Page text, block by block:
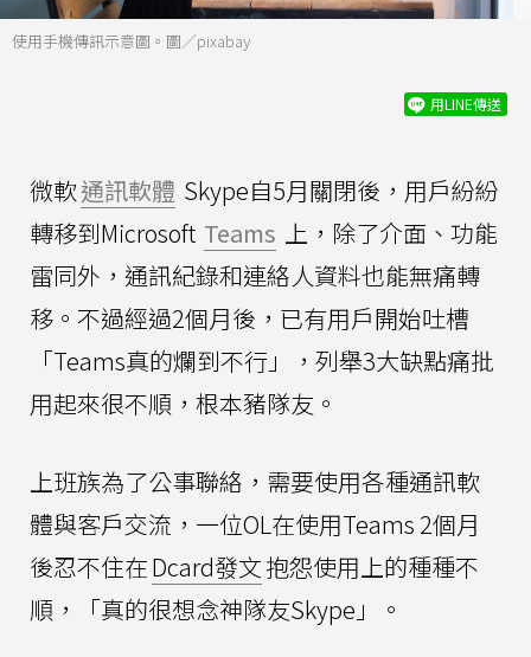
使用手機傳訊示意圖。圖／pixabay
用LINE傳送
微軟通訊軟體 Skype自5月關閉後，用戶紛紛
轉移到Microsoft Teams 上，除了介面、功能
雷同外，通訊紀錄和連絡人資料也能無痛轉
移。不過經過2個月後，已有用戶開始吐槽
「Teams真的爛到不行」，列舉3大缺點痛批
用起來很不順，根本豬隊友。
上班族為了公事聯絡，需要使用各種通訊軟
體與客戶交流，一位OL在使用Teams 2個月
後忍不住在Dcard發文抱怨使用上的種種不
順，「真的很想念神隊友Skype」。